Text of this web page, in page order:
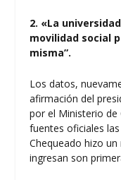
2. «La
movilidad social
misma”.
Los datos,
afirmación del
por el Ministerio de
fuentes oficiales
Chequeado hizo
ingresan son